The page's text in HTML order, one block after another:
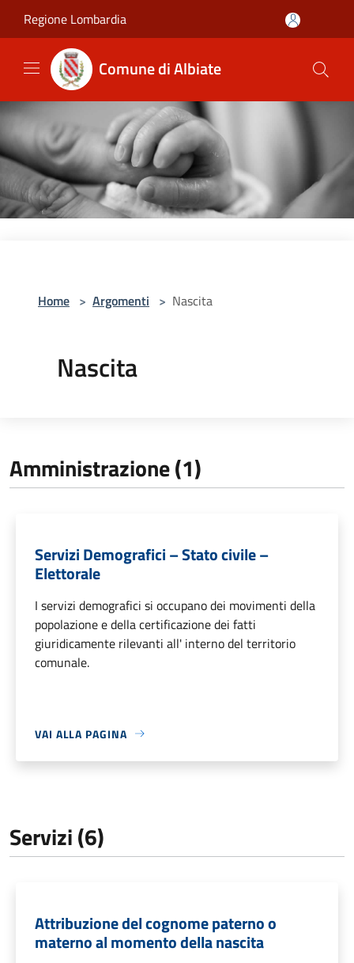
Regione Lombardia
Comune di Albiate
Home > Argomenti > Nascita
Nascita
Amministrazione (1)
Servizi Demografici – Stato civile –
Elettorale
I servizi demografici si occupano dei movimenti della
popolazione e della certificazione dei fatti
giuridicamente rilevanti all' interno del territorio
comunale.
VAI ALLA PAGINA
Servizi (6)
Attribuzione del cognome paterno o
materno al momento della nascita